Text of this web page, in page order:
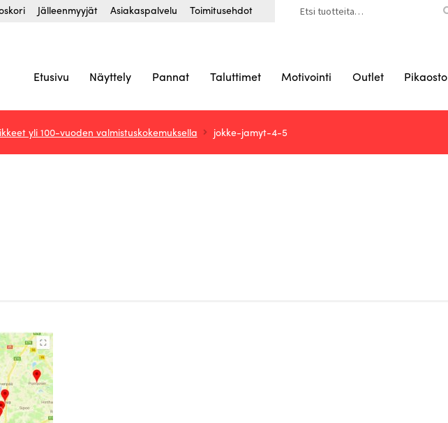
Jälleenmyyjät Asiakaspalvelu Toimitusehdot
Etusivu Näyttely Pannat Taluttimet Motivointi Outlet Pikaosto
yli 100-vuoden valmistuskokemuksella jokke-jamyt-4-5